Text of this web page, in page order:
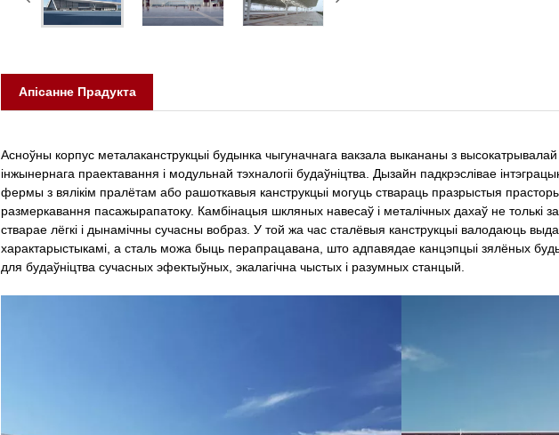
Апісанне Прадукта
Асноўны корпус металаканструкцыі будынка чыгуначнага вакзала выкананы з
інжынернага праектавання і модульнай тэхналогіі будаўніцтва. Дызайн падкрэслівае
фермы з вялікім пралётам або рашоткавыя канструкцыі могуць ствараць празрыстыя
размеркавання пасажырапатоку. Камбінацыя шкляных навесаў і металічных дахаў не толькі
стварае лёгкі і дынамічны сучасны вобраз. У той жа час сталёвыя канструкцыі валодаюць
характарыстыкамі, а сталь можа быць перапрацавана, што адпавядае канцэпцыі зялёных
для будаўніцтва сучасных эфектыўных, экалагічна чыстых і разумных станцый.